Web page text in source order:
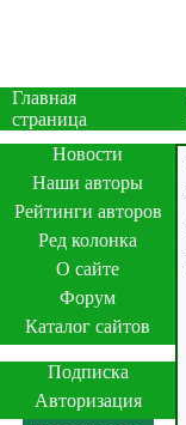
Главная
страница
Новости
Наши авторы
Рейтинги авторов
Ред колонка
О сайте
Форум
Каталог сайтов
Подписка
Авторизация